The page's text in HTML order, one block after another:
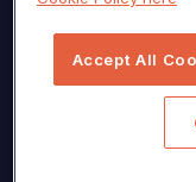
Accept All